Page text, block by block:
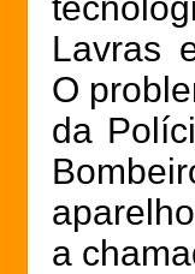
Lavras
O
da
a